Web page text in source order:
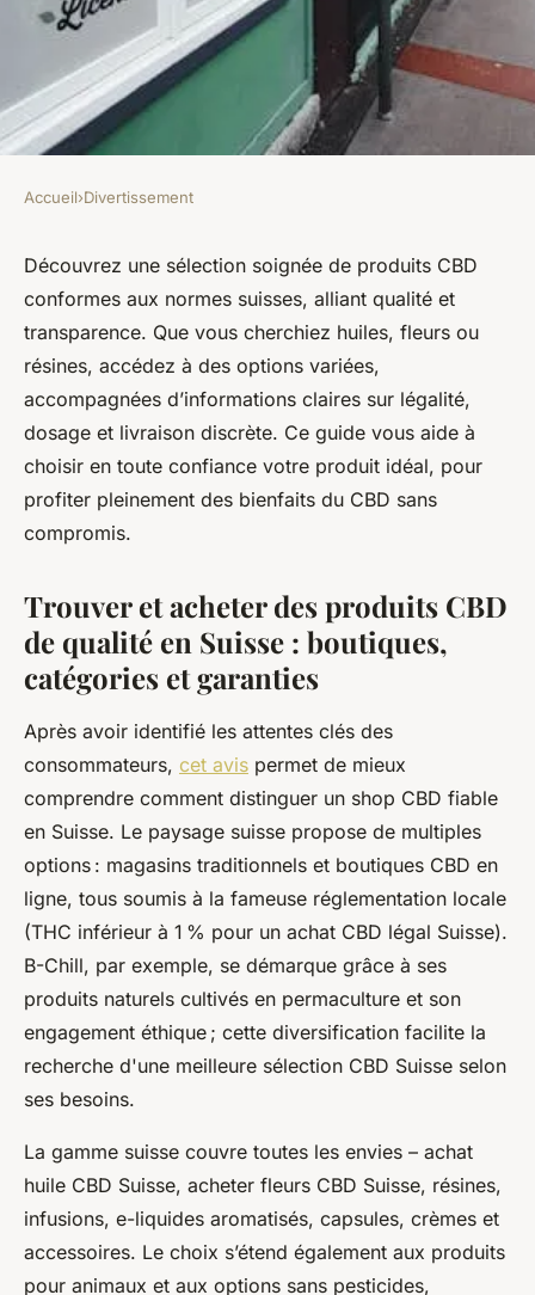
Trouvez votre produit de
chanvre idéal dans le shop
Suisse
Soan•24 mai 2025•4 min de lecture
Accueil›Divertissement
Découvrez une sélection soignée de produits CBD
conformes aux normes suisses, alliant qualité et
transparence. Que vous cherchiez huiles, fleurs ou
résines, accédez à des options variées,
accompagnées d’informations claires sur légalité,
dosage et livraison discrète. Ce guide vous aide à
choisir en toute confiance votre produit idéal, pour
profiter pleinement des bienfaits du CBD sans
compromis.
Trouver et acheter des produits CBD
de qualité en Suisse : boutiques,
catégories et garanties
Après avoir identifié les attentes clés des
consommateurs, cet avis permet de mieux
comprendre comment distinguer un shop CBD fiable
en Suisse. Le paysage suisse propose de multiples
options : magasins traditionnels et boutiques CBD en
ligne, tous soumis à la fameuse réglementation locale
(THC inférieur à 1 % pour un achat CBD légal Suisse).
B-Chill, par exemple, se démarque grâce à ses
produits naturels cultivés en permaculture et son
engagement éthique ; cette diversification facilite la
recherche d'une meilleure sélection CBD Suisse selon
ses besoins.
La gamme suisse couvre toutes les envies – achat
huile CBD Suisse, acheter fleurs CBD Suisse, résines,
infusions, e-liquides aromatisés, capsules, crèmes et
accessoires. Le choix s’étend également aux produits
pour animaux et aux options sans pesticides,